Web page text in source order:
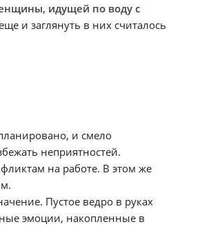
идущей по воду с
и заглянуть в них считалось
и смело
неприятностей.
на работе. В этом же
Пустое ведро в руках
эмоции, накопленные в